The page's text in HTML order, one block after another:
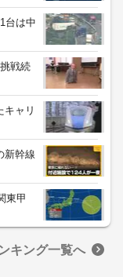
台は中
戦続
キャリ
新幹線
東甲
キング一覧へ